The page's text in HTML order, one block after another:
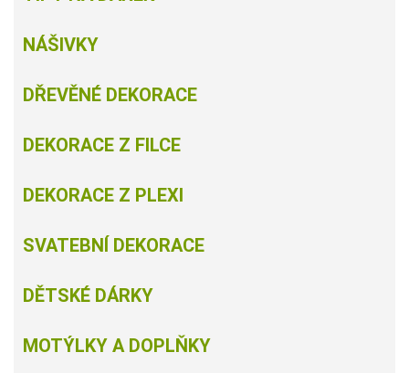
NÁŠIVKY
DŘEVĚNÉ DEKORACE
DEKORACE Z FILCE
DEKORACE Z PLEXI
SVATEBNÍ DEKORACE
DĚTSKÉ DÁRKY
MOTÝLKY A DOPLŇKY